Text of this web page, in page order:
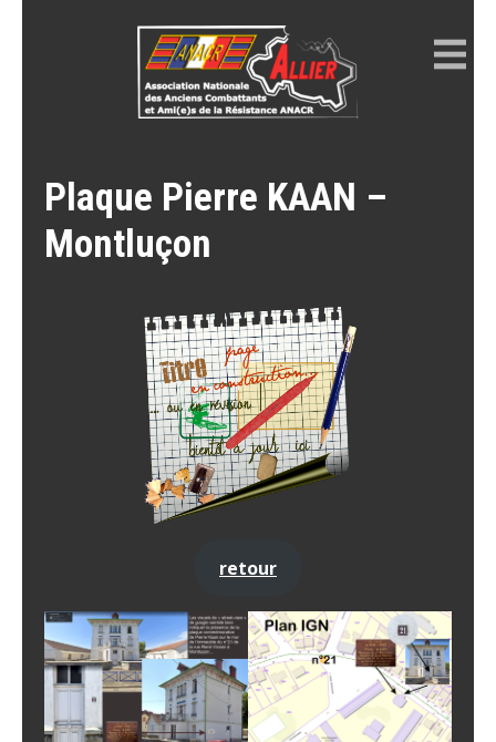
Plaque Pierre KAAN –
Montluçon
retour